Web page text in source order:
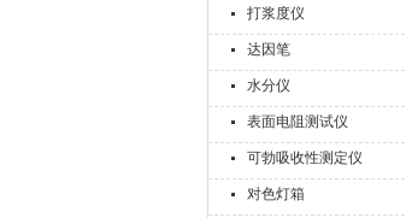
打浆度仪
达因笔
水分仪
表面电阻测试仪
可勃吸收性测定仪
对色灯箱